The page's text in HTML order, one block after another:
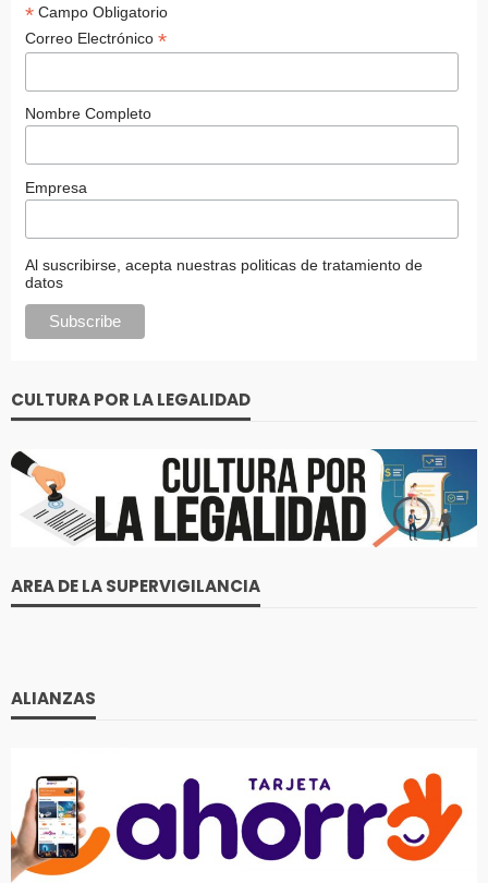
*Campo Obligatorio
Correo Electrónico *
Nombre Completo
Empresa
Al suscribirse, acepta nuestras politicas de tratamiento de
datos
CULTURA POR LA LEGALIDAD
AREA DE LA SUPERVIGILANCIA
ALIANZAS